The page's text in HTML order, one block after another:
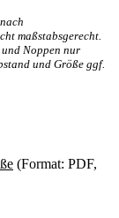
maßstabsgerecht.
Noppen nur
und Größe ggf.
(Format: PDF,